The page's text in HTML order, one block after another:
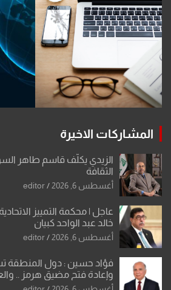
المشاركات الاخيرة
الزيدي يكلّف قاسم طاهر
الثقافة
أغسطس 6, 2026 editor
عاجل | محكمة التمييز
خالد عبد الواحد كبيان
أغسطس 6, 2026 editor
فؤاد حسين : دول المنطقة
وإعادة فتح مضيق هرمز ..
تحولات القدس